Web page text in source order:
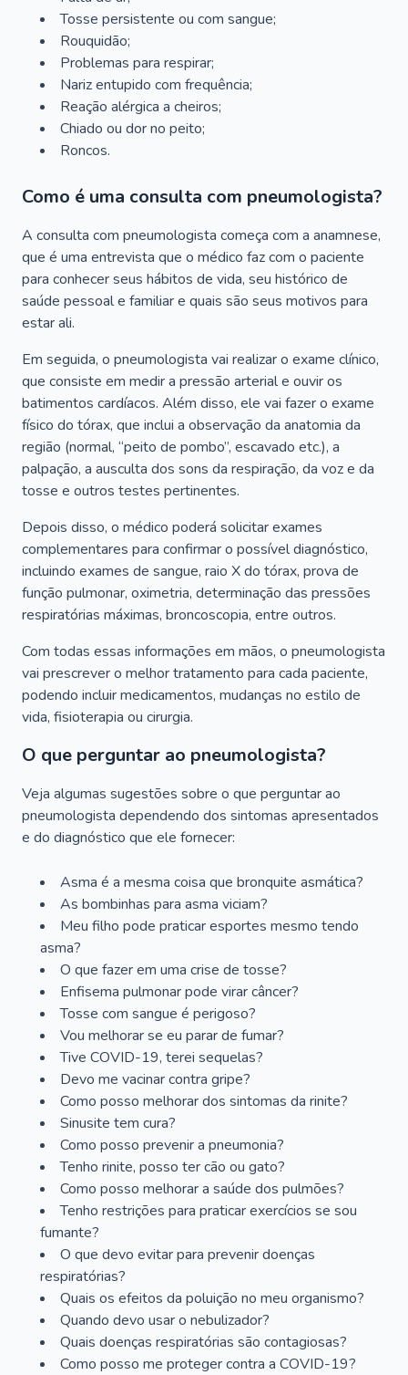
Tosse persistente ou com sangue;
Rouquidão;
Problemas para respirar;
Nariz entupido com frequência;
Reação alérgica a cheiros;
Chiado ou dor no peito;
Roncos.
Como é uma consulta com pneumologista?
A consulta com pneumologista começa com a anamnese,
que é uma entrevista que o médico faz com o paciente
para conhecer seus hábitos de vida, seu histórico de
saúde pessoal e familiar e quais são seus motivos para
estar ali.
Em seguida, o pneumologista vai realizar o exame clínico,
que consiste em medir a pressão arterial e ouvir os
batimentos cardíacos. Além disso, ele vai fazer o exame
físico do tórax, que inclui a observação da anatomia da
região (normal, “peito de pombo”, escavado etc.), a
palpação, a ausculta dos sons da respiração, da voz e da
tosse e outros testes pertinentes.
Depois disso, o médico poderá solicitar exames
complementares para confirmar o possível diagnóstico,
incluindo exames de sangue, raio X do tórax, prova de
função pulmonar, oximetria, determinação das pressões
respiratórias máximas, broncoscopia, entre outros.
Com todas essas informações em mãos, o pneumologista
vai prescrever o melhor tratamento para cada paciente,
podendo incluir medicamentos, mudanças no estilo de
vida, fisioterapia ou cirurgia.
O que perguntar ao pneumologista?
Veja algumas sugestões sobre o que perguntar ao
pneumologista dependendo dos sintomas apresentados
e do diagnóstico que ele fornecer:
Asma é a mesma coisa que bronquite asmática?
As bombinhas para asma viciam?
Meu filho pode praticar esportes mesmo tendo
asma?
O que fazer em uma crise de tosse?
Enfisema pulmonar pode virar câncer?
Tosse com sangue é perigoso?
Vou melhorar se eu parar de fumar?
Tive COVID-19, terei sequelas?
Devo me vacinar contra gripe?
Como posso melhorar dos sintomas da rinite?
Sinusite tem cura?
Como posso prevenir a pneumonia?
Tenho rinite, posso ter cão ou gato?
Como posso melhorar a saúde dos pulmões?
Tenho restrições para praticar exercícios se sou
fumante?
O que devo evitar para prevenir doenças
respiratórias?
Quais os efeitos da poluição no meu organismo?
Quando devo usar o nebulizador?
Quais doenças respiratórias são contagiosas?
Como posso me proteger contra a COVID-19?